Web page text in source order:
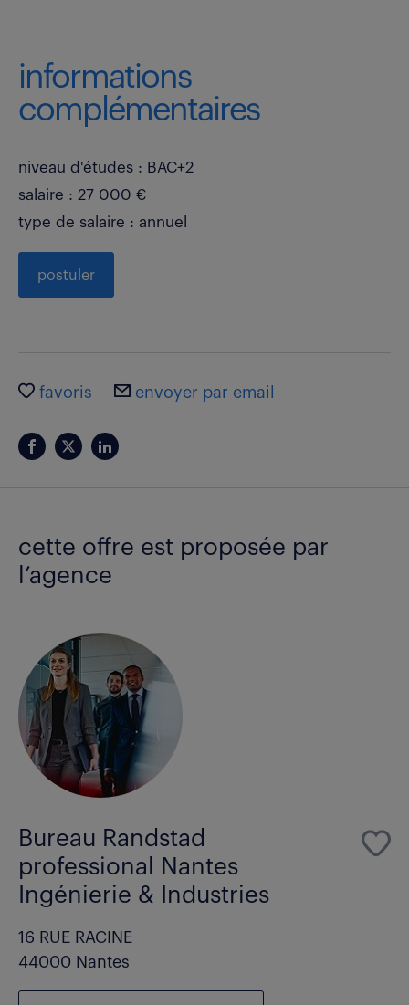
informations
complémentaires
niveau d'études : BAC+2
salaire : 27 000 €
type de salaire : annuel
postuler
favoris envoyer par email
cette offre est proposée par
l’agence
Bureau Randstad
professional Nantes
Ingénierie & Industries
16 RUE RACINE
44000 Nantes